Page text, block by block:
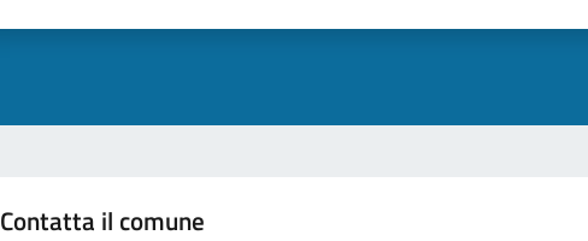
Contatta il comune